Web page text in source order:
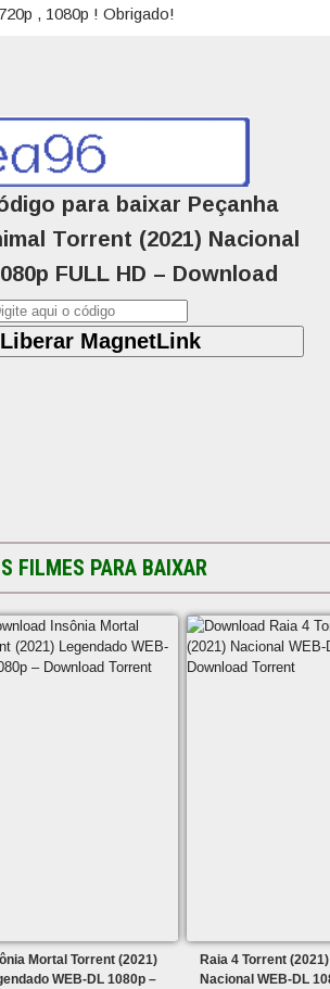
, 1080p ! Obrigado!
para baixar Peçanha
Torrent (2021) Nacional
FULL HD – Download
MagnetLink
FILMES PARA BAIXAR
Mortal Torrent (2021)
WEB-DL 1080p –
Raia 4 Torrent (2021)
Nacional WEB-DL